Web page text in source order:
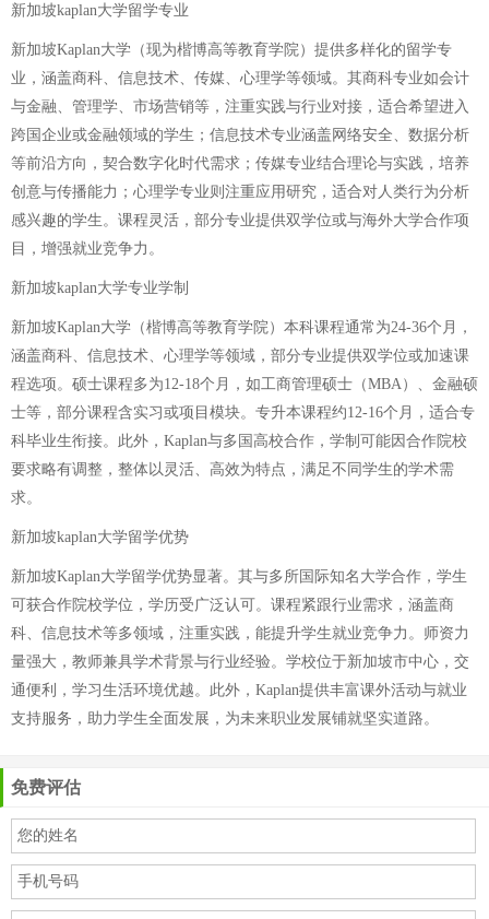
新加坡kaplan大学留学专业
新加坡Kaplan大学（现为楷博高等教育学院）提供多样化的留学专
业，涵盖商科、信息技术、传媒、心理学等领域。其商科专业如会计
与金融、管理学、市场营销等，注重实践与行业对接，适合希望进入
跨国企业或金融领域的学生；信息技术专业涵盖网络安全、数据分析
等前沿方向，契合数字化时代需求；传媒专业结合理论与实践，培养
创意与传播能力；心理学专业则注重应用研究，适合对人类行为分析
感兴趣的学生。课程灵活，部分专业提供双学位或与海外大学合作项
目，增强就业竞争力。
新加坡kaplan大学专业学制
新加坡Kaplan大学（楷博高等教育学院）本科课程通常为24-36个月，
涵盖商科、信息技术、心理学等领域，部分专业提供双学位或加速课
程选项。硕士课程多为12-18个月，如工商管理硕士（MBA）、金融硕
士等，部分课程含实习或项目模块。专升本课程约12-16个月，适合专
科毕业生衔接。此外，Kaplan与多国高校合作，学制可能因合作院校
要求略有调整，整体以灵活、高效为特点，满足不同学生的学术需
求。
新加坡kaplan大学留学优势
新加坡Kaplan大学留学优势显著。其与多所国际知名大学合作，学生
可获合作院校学位，学历受广泛认可。课程紧跟行业需求，涵盖商
科、信息技术等多领域，注重实践，能提升学生就业竞争力。师资力
量强大，教师兼具学术背景与行业经验。学校位于新加坡市中心，交
通便利，学习生活环境优越。此外，Kaplan提供丰富课外活动与就业
支持服务，助力学生全面发展，为未来职业发展铺就坚实道路。
免费评估